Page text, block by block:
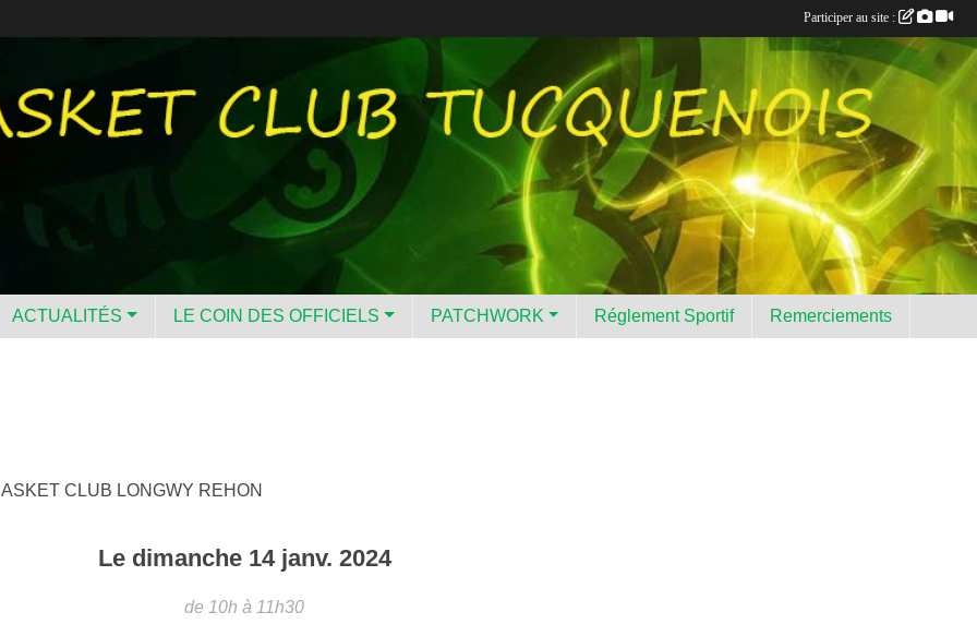
ACTUALITÉS LE COIN DES OFFICIELS PATCHWORK Réglement Sportif Remerciements
CLUB LONGWY REHON
Le dimanche 14 janv. 2024
de 10h à 11h30
Participer au site :